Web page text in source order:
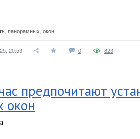
панорамных окон
20:53 0 823
предпочитают
окон